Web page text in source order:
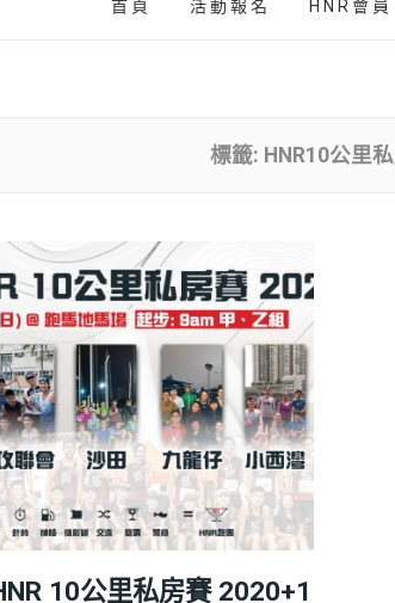
首頁 活動報名 HNR會員
標籤: HNR10公里
10公里私房賽 2020+1